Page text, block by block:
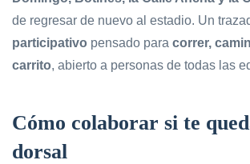
de regresar de nuevo al estadio. Un
participativo pensado para correr,
carrito, abierto a personas de todas las
Cómo colaborar si te
dorsal